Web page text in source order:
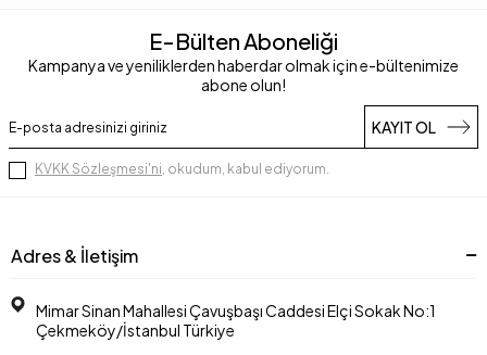
E-Bülten Aboneliği
Kampanya ve yeniliklerden haberdar olmak için e-bültenimize
abone olun!
KAYIT OL
KVKK Sözleşmesi'ni, okudum, kabul ediyorum.
Adres & İletişim
Mimar Sinan Mahallesi Çavuşbaşı Caddesi Elçi Sokak No:1
Çekmeköy/İstanbul Türkiye